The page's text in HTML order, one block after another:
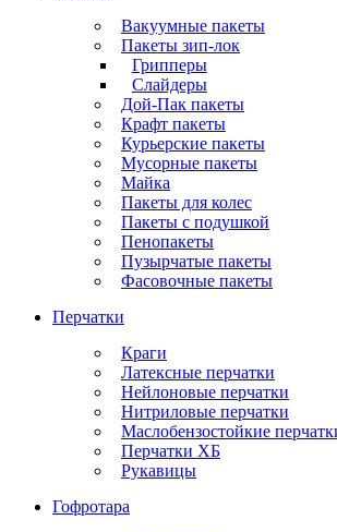
Вакуумные пакеты
Пакеты зип-лок
Грипперы
Слайдеры
Дой-Пак пакеты
Крафт пакеты
Курьерские пакеты
Мусорные пакеты
Майка
Пакеты для колес
Пакеты с подушкой
Пенопакеты
Пузырчатые пакеты
Фасовочные пакеты
Перчатки
Краги
Латексные перчатки
Нейлоновые перчатки
Нитриловые перчатки
Маслобензостойкие
Перчатки ХБ
Рукавицы
Гофротара